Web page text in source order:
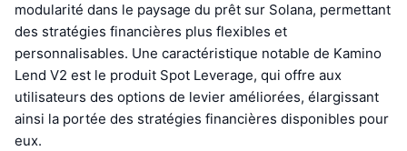
modularité dans le paysage du prêt sur Solana, permettant
des stratégies financières plus flexibles et
personnalisables. Une caractéristique notable de Kamino
Lend V2 est le produit Spot Leverage, qui offre aux
utilisateurs des options de levier améliorées, élargissant
ainsi la portée des stratégies financières disponibles pour
eux.